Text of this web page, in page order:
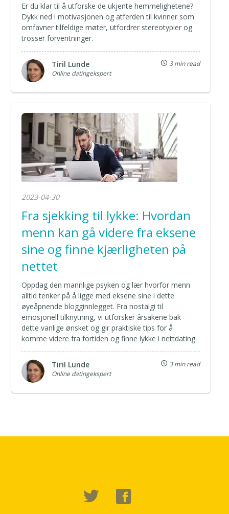
Er du klar til å utforske de ukjente hemmelighetene?
Dykk ned i motivasjonen og atferden til kvinner som
omfavner tilfeldige møter, utfordrer stereotypier og
trosser forventninger.
Tiril Lunde
Online datingekspert
3 min read
2023-04-30
Fra sjekking til lykke: Hvordan
menn kan gå videre fra eksene
sine og finne kjærligheten på
nettet
Oppdag den mannlige psyken og lær hvorfor menn
alltid tenker på å ligge med eksene sine i dette
øyeåpnende blogginnlegget. Fra nostalgi til
emosjonell tilknytning, vi utforsker årsakene bak
dette vanlige ønsket og gir praktiske tips for å
komme videre fra fortiden og finne lykke i nettdating.
Tiril Lunde
Online datingekspert
3 min read